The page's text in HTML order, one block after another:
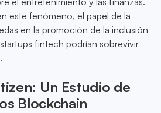
este fenómeno, el papel de la
en la promoción de la inclusión
fintech podrían sobrevivir
Un Estudio de
Blockchain